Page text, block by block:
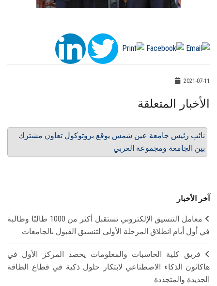
2021-07-11
الأخبار المتعلقة
نائب رئيس جامعة عين شمس يوقع بروتوكول تعاون مشترك
بين الجامعة ومجموعة العربي
آخر الأخبار
معامل التنسيق الإلكتروني تستقبل أكثر من 1000 طالبًا وطالبة
في أول أيام انطلاق المرحلة الأولى لتنسيق القبول بالجامعات
فريق كلية الحاسبات والمعلومات يحصد المركز الأول في
هاكاثون الذكاء الاصطناعي لابتكار حلول ذكية في قطاع الطاقة
الجديدة والمتجددة